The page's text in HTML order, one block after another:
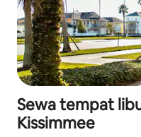
Sewa tempat
Kissimmee